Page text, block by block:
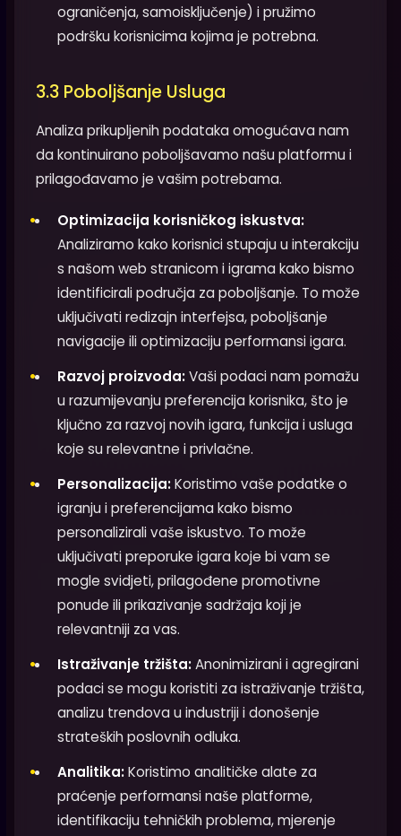
ograničenja, samoisključenje) i pružimo
podršku korisnicima kojima je potrebna.
3.3 Poboljšanje Usluga
Analiza prikupljenih podataka omogućava nam
da kontinuirano poboljšavamo našu platformu i
prilagođavamo je vašim potrebama.
Optimizacija korisničkog iskustva:
Analiziramo kako korisnici stupaju u interakciju
s našom web stranicom i igrama kako bismo
identificirali područja za poboljšanje. To može
uključivati redizajn interfejsa, poboljšanje
navigacije ili optimizaciju performansi igara.
Razvoj proizvoda:Vaši podaci nam pomažu
u razumijevanju preferencija korisnika, što je
ključno za razvoj novih igara, funkcija i usluga
koje su relevantne i privlačne.
Personalizacija:Koristimo vaše podatke o
igranju i preferencijama kako bismo
personalizirali vaše iskustvo. To može
uključivati preporuke igara koje bi vam se
mogle svidjeti, prilagođene promotivne
ponude ili prikazivanje sadržaja koji je
relevantniji za vas.
Istraživanje tržišta:Anonimizirani i agregirani
podaci se mogu koristiti za istraživanje tržišta,
analizu trendova u industriji i donošenje
strateških poslovnih odluka.
Analitika:Koristimo analitičke alate za
praćenje performansi naše platforme,
identifikaciju tehničkih problema, mjerenje